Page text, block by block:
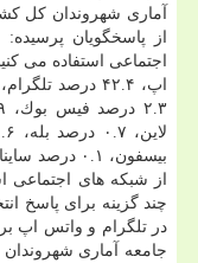
آماری شهروندان كل
از پاسخگویان
از شبكه های اجتماعی
چند گزینه برای پاسخ